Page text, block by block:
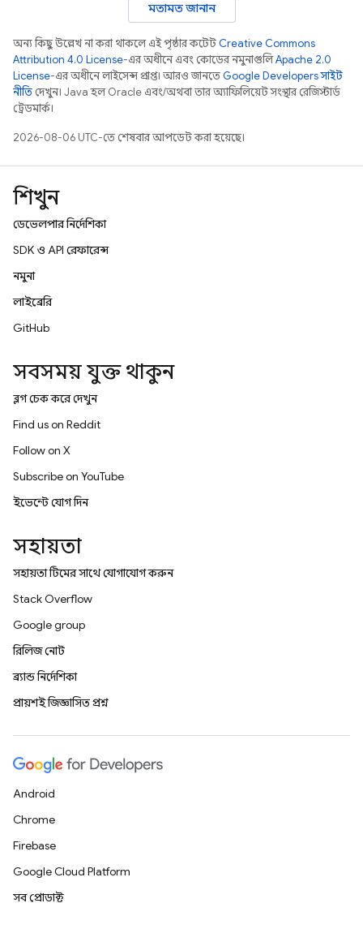
মতামত জানান
অন্য কিছু উল্লেখ না করা থাকলে, এই পৃষ্ঠার কন্টেন্টCreative Commons
Attribution 4.0 License-এর অধীনে এবং কোডের নমুনাগুলিApache 2.0
License-এর অধীনে লাইসেন্স প্রাপ্ত। আরও জানতে,Google Developers সাইট
নীতি দেখুন। Java হল Oracle এবং/অথবা তার অ্যাফিলিয়েট সংস্থার রেজিস্টার্ড
ট্রেডমার্ক।
2026-08-06 UTC-তে শেষবার আপডেট করা হয়েছে।
শিখুন
ডেভেলপার নির্দেশিকা
SDK ও API রেফারেন্স
নমুনা
লাইব্রেরি
GitHub
সবসময় যুক্ত থাকুন
ব্লগ চেক করে দেখুন
Find us on Reddit
Follow on X
Subscribe on YouTube
ইভেন্টে যোগ দিন
সহায়তা
সহায়তা টিমের সাথে যোগাযোগ করুন
Stack Overflow
Google group
রিলিজ নোট
ব্র্যান্ড নির্দেশিকা
প্রায়শই জিজ্ঞাসিত প্রশ্ন
Android
Chrome
Firebase
Google Cloud Platform
সব প্রোডাক্ট